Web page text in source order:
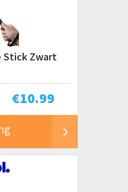
Stick Zwart
€10.99